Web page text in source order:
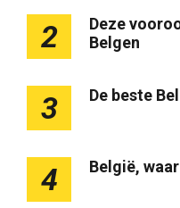
2
Deze
Belgen
3 De beste
4 België,